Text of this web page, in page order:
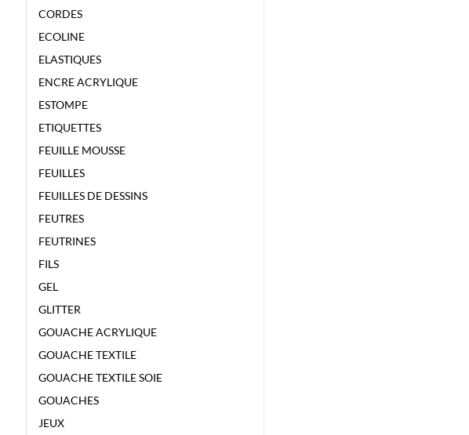
CORDES
ECOLINE
ELASTIQUES
ENCRE ACRYLIQUE
ESTOMPE
ETIQUETTES
FEUILLE MOUSSE
FEUILLES
FEUILLES DE DESSINS
FEUTRES
FEUTRINES
FILS
GEL
GLITTER
GOUACHE ACRYLIQUE
GOUACHE TEXTILE
GOUACHE TEXTILE SOIE
GOUACHES
JEUX